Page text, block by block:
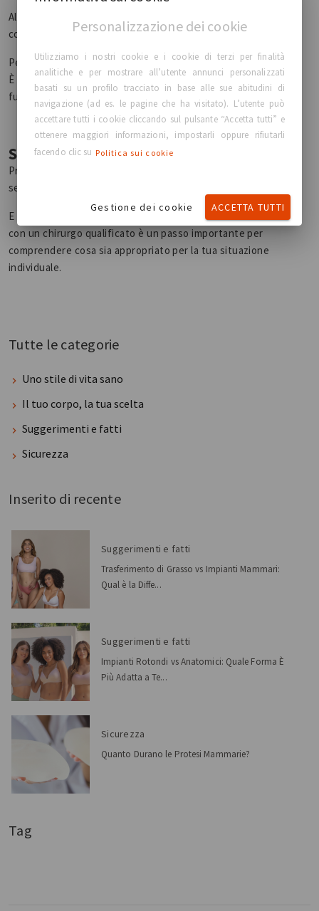
Allo stesso tempo, le pazienti sono più informate e
consapevoli nelle loro decisioni.
Perché l’obiettivo non è solo un risultato.
È una decisione con cui sentirsi a proprio agio, oggi e nel
futuro.
Stai valutando le tue opzioni?
Prenditi il tuo tempo. Fai domande. Esplora ciò che ti
sembra giusto per te.
E se stai considerando un intervento chirurgico, parlare
con un chirurgo qualificato è un passo importante per
comprendere cosa sia appropriato per la tua situazione
individuale.
Tutte le categorie
Uno stile di vita sano
Il tuo corpo, la tua scelta
Suggerimenti e fatti
Sicurezza
Inserito di recente
Suggerimenti e fatti
Trasferimento di Grasso vs Impianti Mammari:
Qual è la Diffe...
Suggerimenti e fatti
Impianti Rotondi vs Anatomici: Quale Forma È
Più Adatta a Te...
Sicurezza
Quanto Durano le Protesi Mammarie?
Tag
Personalizzazione dei cookie
Utilizziamo i nostri cookie e i cookie di terzi per finalità
analitiche e per mostrare all’utente annunci personalizzati
basati su un profilo tracciato in base alle sue abitudini di
navigazione (ad es. le pagine che ha visitato). L’utente può
accettare tutti i cookie cliccando sul pulsante “Accetta tutti” e
ottenere maggiori informazioni, impostarli oppure rifiutarli
facendo clic su Politica sui cookie
Gestione dei cookie ACCETTA TUTTI